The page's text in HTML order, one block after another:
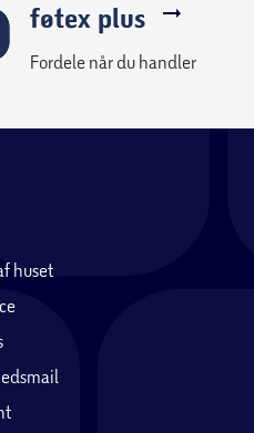
føtex plus
Fordele når du handler
huset